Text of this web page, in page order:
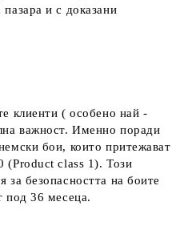
и с доказани
клиенти ( особено най -
важност. Именно поради
бои, които притежават
(Product class 1). Този
за безопасността на боите
под 36 месеца.